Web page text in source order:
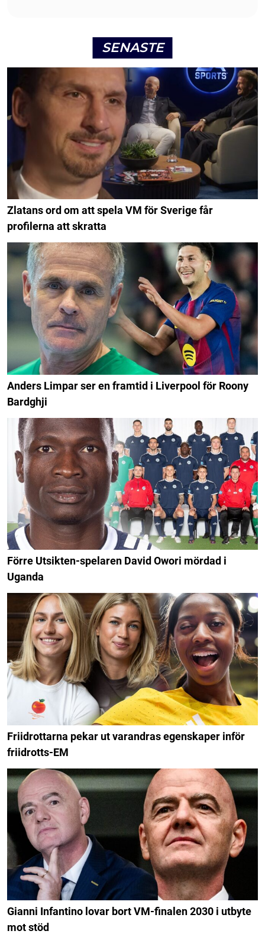
SENASTE
Zlatans ord om att spela VM för Sverige får
profilerna att skratta
Anders Limpar ser en framtid i Liverpool för Roony
Bardghji
Förre Utsikten-spelaren David Owori mördad i
Uganda
Friidrottarna pekar ut varandras egenskaper inför
friidrotts-EM
Gianni Infantino lovar bort VM-finalen 2030 i utbyte
mot stöd